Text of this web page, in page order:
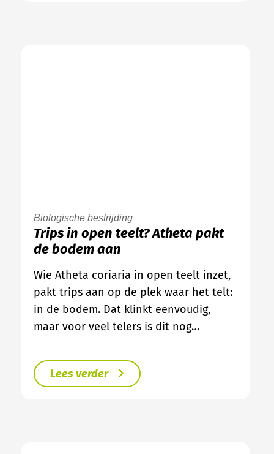
Biologische bestrijding
Trips in open teelt? Atheta pakt
de bodem aan
Wie Atheta coriaria in open teelt inzet,
pakt trips aan op de plek waar het telt:
in de bodem. Dat klinkt eenvoudig,
maar voor veel telers is dit nog…
Lees verder